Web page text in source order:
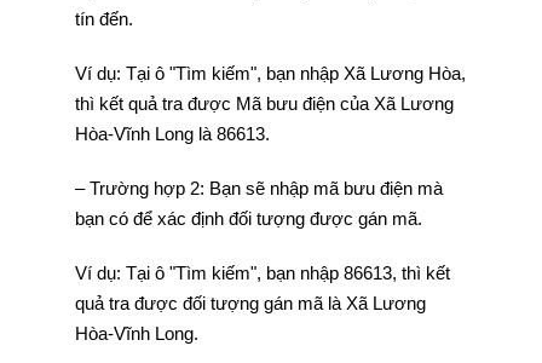
tín đến.
Ví dụ: Tại ô "Tìm kiếm", bạn nhập Xã Lương Hòa,
thì kết quả tra được Mã bưu điện của Xã Lương
Hòa-Vĩnh Long là 86613.
– Trường hợp 2: Bạn sẽ nhập mã bưu điện mà
bạn có để xác định đối tượng được gán mã.
Ví dụ: Tại ô "Tìm kiếm", bạn nhập 86613, thì kết
quả tra được đối tượng gán mã là Xã Lương
Hòa-Vĩnh Long.